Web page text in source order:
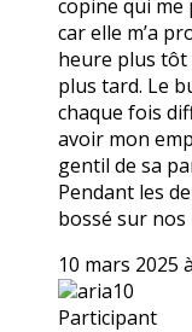
copine qui
car elle m’a
heure plus tôt
plus tard. Le
chaque fois
avoir mon
gentil de sa
Pendant les
bossé sur
10 mars 2025
aria10
Participant